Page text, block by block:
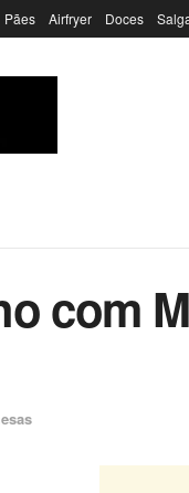
Pães Airfryer Doces
com